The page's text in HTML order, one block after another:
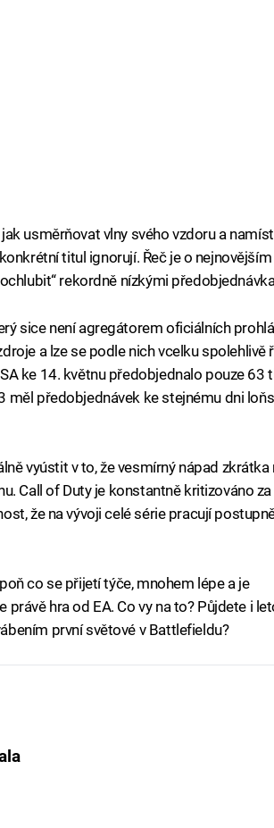
usměrňovat vlny svého vzdoru a
titul ignorují. Řeč je o
rekordně nízkými
sice není agregátorem oficiálních
a lze se podle nich vcelku spolehlivě
ke 14. květnu předobjednalo pouze 63
měl předobjednávek ke stejnému dni
vyústit v to, že vesmírný nápad zkrátka
Call of Duty je konstantně kritizováno za
že na vývoji celé série pracují
co se přijetí týče, mnohem lépe a je
hra od EA. Co vy na to? Půjdete i
první světové v Battlefieldu?